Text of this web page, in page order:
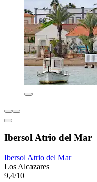
Ibersol Atrio del Mar
Ibersol Atrio del Mar
Los Alcazares
9,4/10